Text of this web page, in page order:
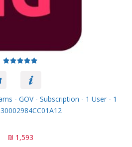
- GOV - Subscription - 1 User - 1
1,593 ₪